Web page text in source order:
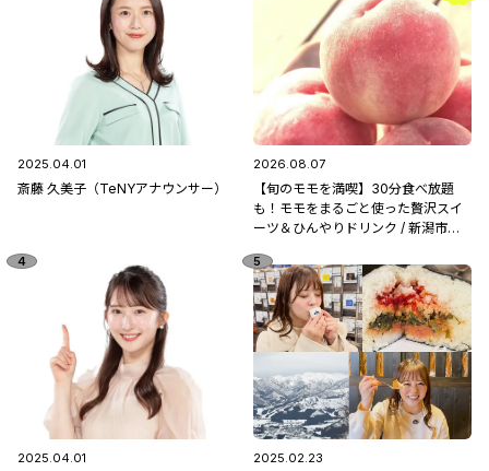
2025.04.01
斎藤 久美子（TeNYアナウンサー）
2026.08.07
【旬のモモを満喫】30分食べ放題
も！モモをまるごと使った贅沢スイ
ーツ＆ひんやりドリンク / 新潟市南
2025.04.01 2025.02.23